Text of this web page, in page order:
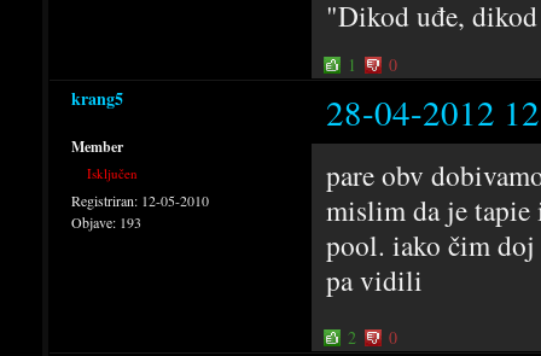
"Dikod uđe,
1 0
krang5 28-04-2012
Member
Isključen
Registriran: 12-05-2010
Objave: 193
pare obv
mislim da je tapie
pool. iako čim doj
pa vidili
2 0